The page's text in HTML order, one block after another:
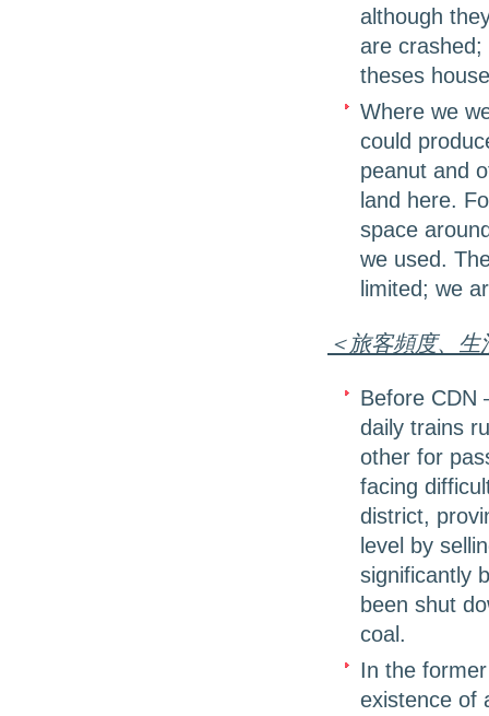
although
are
theses
Where we
could
peanut and
land here.
space
we used.
limited; we
＜旅客頻度、
Before CDN
daily trains
other for
facing
district,
level by
significantly
been shut
coal.
In the
existence of